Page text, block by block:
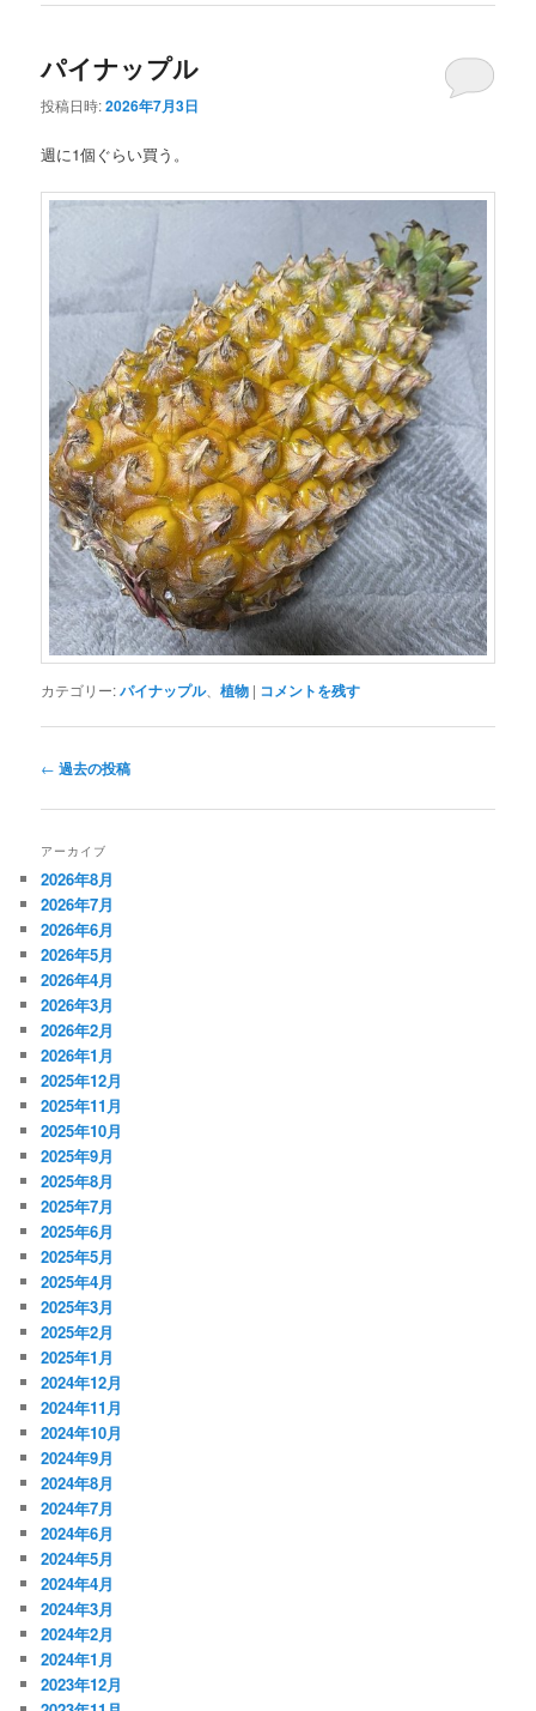
パイナップル
投稿日時:2026年7月3日
週に1個ぐらい買う。
カテゴリー:パイナップル、植物 | コメントを残す
投
ナ
ー
シ
ョ
ン
← 過去の投稿
アーカイブ
2026年8月
2026年7月
2026年6月
2026年5月
2026年4月
2026年3月
2026年2月
2026年1月
2025年12月
2025年11月
2025年10月
2025年9月
2025年8月
2025年7月
2025年6月
2025年5月
2025年4月
2025年3月
2025年2月
2025年1月
2024年12月
2024年11月
2024年10月
2024年9月
2024年8月
2024年7月
2024年6月
2024年5月
2024年4月
2024年3月
2024年2月
2024年1月
2023年12月